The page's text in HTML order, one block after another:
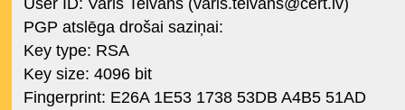
PGP atslēga drošai saziņai:
Key type: RSA
Key size: 4096 bit
Fingerprint: E26A 1E53 1738 53DB A4B5 51AD